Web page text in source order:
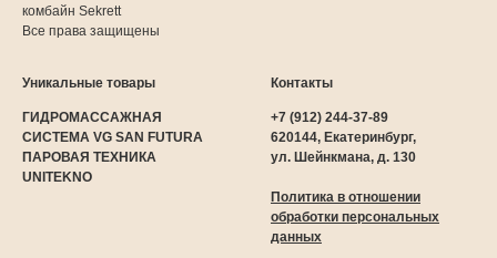
комбайн Sekrett
Все права защищены
Уникальные товары
ГИДРОМАССАЖНАЯ
СИСТЕМА VG SAN FUTURA
ПАРОВАЯ ТЕХНИКА
UNITEKNO
Контакты
+7 (912) 244-37-89
620144, Екатеринбург,
ул. Шейнкмана, д. 130
Политика в отношении
обработки персональных
данных